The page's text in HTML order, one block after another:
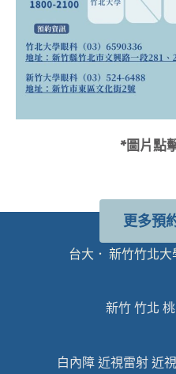
*圖片點
更多預
台大． 新竹竹北
新竹 竹北
白內障 近視雷射 近